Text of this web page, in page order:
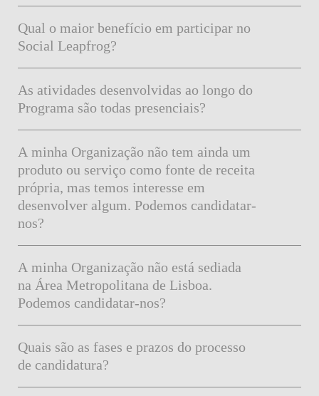
Qual o maior benefício em participar no
Social Leapfrog?
As atividades desenvolvidas ao longo do
Programa são todas presenciais?
A minha Organização não tem ainda um
produto ou serviço como fonte de receita
própria, mas temos interesse em
desenvolver algum. Podemos candidatar-
nos?
A minha Organização não está sediada
na Área Metropolitana de Lisboa.
Podemos candidatar-nos?
Quais são as fases e prazos do processo
de candidatura?